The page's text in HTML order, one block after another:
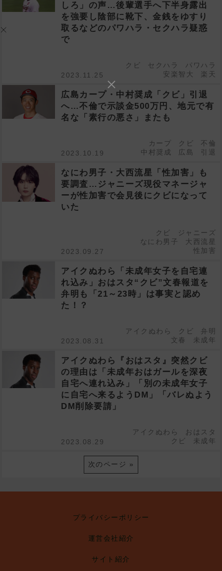
しろ」の声…後輩選手へ下半身露出
を強要し陰部に靴下、金銭をゆすり
取るなどのパワハラ・セクハラ疑惑
で
2023.11.25
クビ セクハラ
パワハラ
安楽智大
楽天
広島カープ・中村奨成「クビ」引退
へ…不倫で示談金500万円、地元で有
名な「素行の悪さ」またも
2023.10.19
カープ クビ
不倫
中村奨成
広島 引退
なにわ男子・大西流星「性加害」も
要調査…ジャニーズ現役マネージャ
ーが性加害で会見後にクビになって
いた
2023.09.27
クビ
ジャニーズ
なにわ男子
大西流星
性加害
アイクぬわら「未成年女子を自宅連
れ込み」おはスタ“クビ”文春報道を
弁明も「21～23時」は事実と認め
た！？
2023.08.31
アイクぬわら クビ
弁明
文春
未成年
アイクぬわら『おはスタ』突然クビ
の理由は「未成年おはガールを深夜
自宅へ連れ込み」「別の未成年女子
に自宅へ来るようDM」「バレぬよう
DM削除要請」
2023.08.29
アイクぬわら
おはスタ
クビ
未成年
次のページ »
プライバシーポリシー
運営会社紹介
サイト紹介